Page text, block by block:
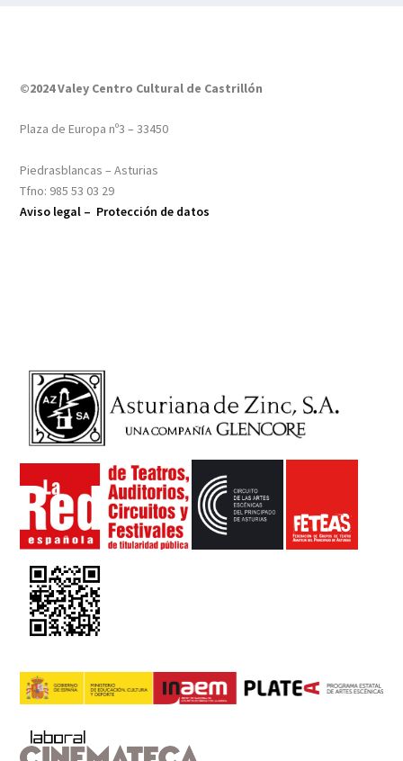
©2024 Valey Centro Cultural de Castrillón
Plaza de Europa nº3 – 33450
Piedrasblancas – Asturias
Tfno: 985 53 03 29
Aviso legal – Protección de datos